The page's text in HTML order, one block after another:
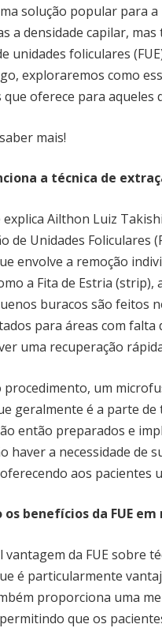
solução popular para
a densidade capilar,
unidades foliculares
exploraremos como
oferece para aqueles
mais!
a técnica de
Ailthon Luiz
de Unidades Foliculares
envolve a remoção
a Fita de Estria (strip),
buracos são feitos
para áreas com falta
uma recuperação
procedimento, um
geralmente é a parte de
então preparados e
haver a necessidade de
aos pacientes
os benefícios da FUE
vantagem da FUE sobre
é particularmente
proporciona uma
que os